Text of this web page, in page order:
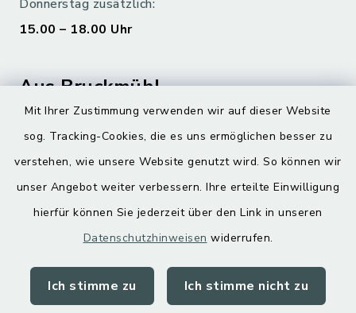
Mit Ihrer Zustimmung verwenden wir auf dieser Website
sog. Tracking-Cookies, die es uns ermöglichen besser zu
verstehen, wie unsere Website genutzt wird. So können wir
unser Angebot weiter verbessern. Ihre erteilte Einwilligung
hierfür können Sie jederzeit über den Link in unseren
Datenschutzhinweisen widerrufen.
Ich stimme zu Ich stimme nicht zu
Donnerstag zusätzlich:
15.00 – 18.00 Uhr
Aus Bruckmühl
Digitaler Ortsplan
Kontakt